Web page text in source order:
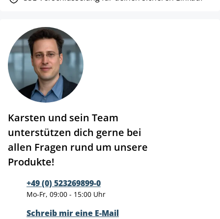
Karsten und sein Team
unterstützen dich gerne bei
allen Fragen rund um unsere
Produkte!
+49 (0) 523269899-0
Mo-Fr, 09:00 - 15:00 Uhr
Schreib mir eine E-Mail